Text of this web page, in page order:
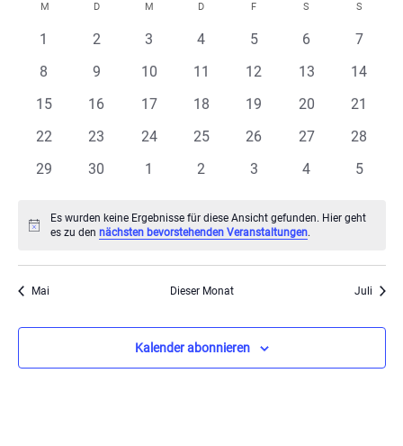
und
Kalender
von
Veranstaltungen
M DDIENSTAGM MITTWOCH
D DONNERSTAG
F S SAMSTAGS
0
1
0
2
0
3
0
4
0
5
0
6
0
7
0
8
0
9
0
10
0
11
0
12
0
13
0
14
0
15
0
16
0
17
0
18
0
19
0
20
0
21
0
22
0
23
0
24
0
25
0
26
0
27
0
28
0
29
0
30
0
1
0
2
0
3
0
4
0
5
Hinweis
Es wurden keine Ergebnisse für diese Ansicht gefunden. Hier geht
es zu den nächsten bevorstehenden Veranstaltungen.
Mai Dieser Monat Juli
Kalender abonnieren